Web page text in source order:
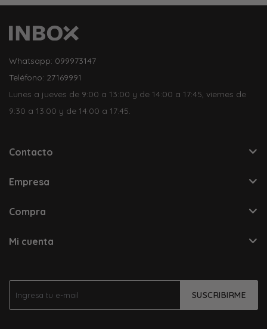
SUSCRIBIRME
Whatsapp: 099973147
Teléfono: 27169991
Lunes a jueves de 9:00 a 13:00 y de 14:00 a 17:45, viernes de
9:30 a 13:00 y de 14:00 a 17:45.
Contacto
Empresa
Compra
Mi cuenta